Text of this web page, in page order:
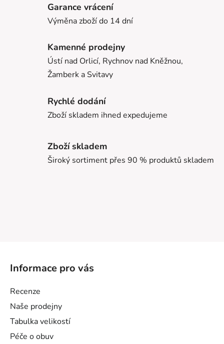
Garance vrácení
Výměna zboží do 14 dní
Kamenné prodejny
Ústí nad Orlicí, Rychnov nad Kněžnou,
Žamberk a Svitavy
Rychlé dodání
Zboží skladem ihned expedujeme
Zboží skladem
Široký sortiment přes 90 % produktů skladem
Informace pro vás
Recenze
Naše prodejny
Tabulka velikostí
Péče o obuv